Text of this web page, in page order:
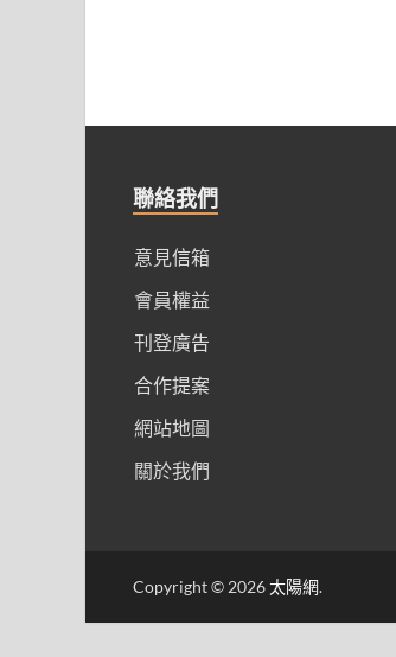
聯絡我們
意見信箱
會員權益
刊登廣告
合作提案
網站地圖
關於我們
Copyright © 2026太陽網.